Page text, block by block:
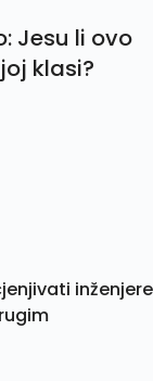
Jesu li ovo
klasi?
inženjere